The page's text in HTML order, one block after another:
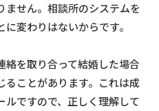
ません。相談所のシステムを
変わりはないからです。
絡を取り合って結婚した場合
ることがあります。これは成
ですので、正しく理解して